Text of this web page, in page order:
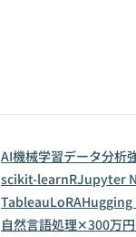
AI機械学習データ分析
scikit-learnRJupyter
TableauLoRA
自然言語処理✕300万